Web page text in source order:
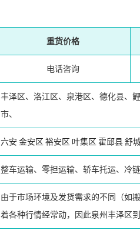
重货价格
电话咨询
丰泽区、洛江区、泉港区、德化县、
市、
六安 金安区 裕安区 叶集区 霍邱县舒
整车运输、零担运输、轿车托运、冷
由于市场环境及发货需求的不同（如
着各种行情经常动，因此泉州丰泽区